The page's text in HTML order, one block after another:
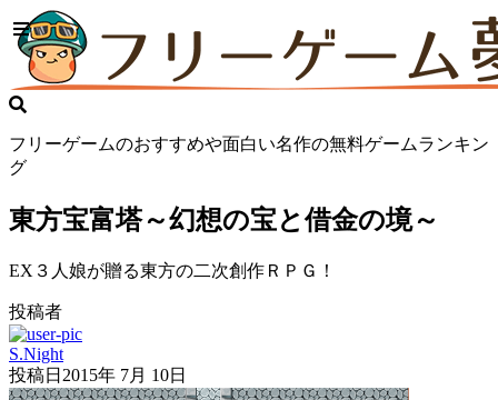
フリーゲームのおすすめや面白い名作の無料ゲームランキン
グ
東方宝富塔～幻想の宝と借金の境～
EX３人娘が贈る東方の二次創作ＲＰＧ！
投稿者
S.Night
投稿日 2015年 7月 10日